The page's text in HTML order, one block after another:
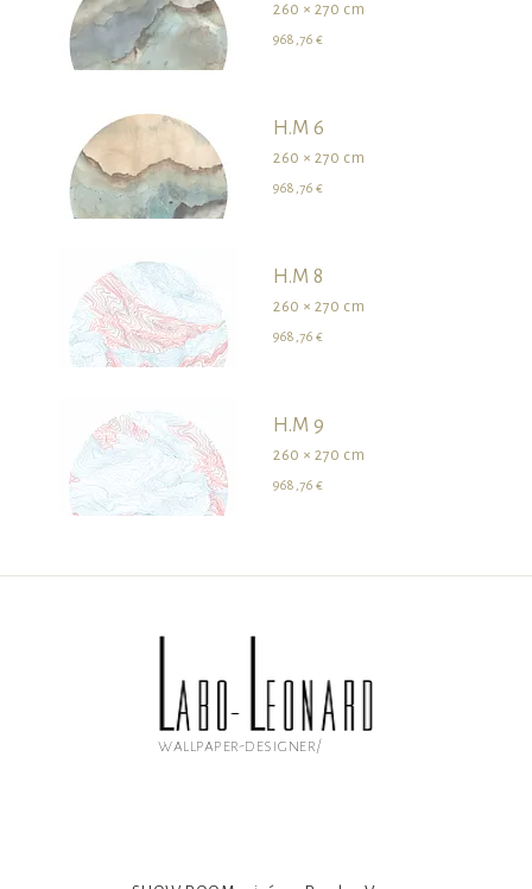
260 × 270 cm
968,76 €
H.M 6
260 × 270 cm
968,76 €
H.M 8
260 × 270 cm
968,76 €
H.M 9
260 × 270 cm
968,76 €
wallpaper-designer/